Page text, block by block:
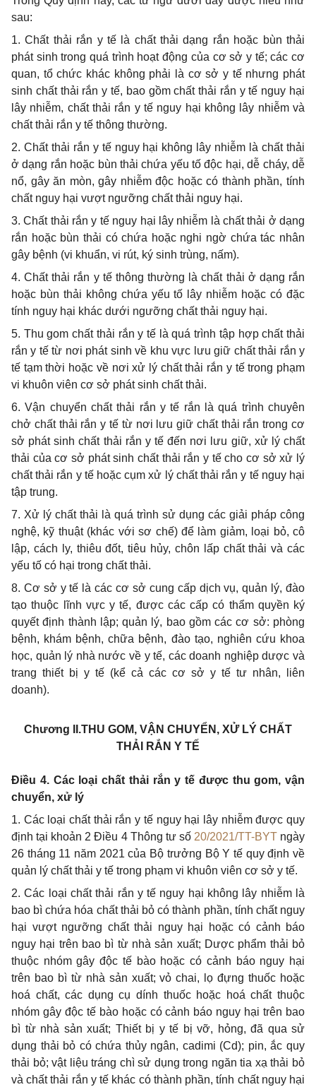
sau:
1. Chất thải rắn y tế là chất thải dạng rắn hoặc bùn thải
phát sinh trong quá trình hoạt động của cơ sở y tế; các cơ
quan, tổ chức khác không phải là cơ sở y tế nhưng phát
sinh chất thải rắn y tế, bao gồm chất thải rắn y tế nguy hại
lây nhiễm, chất thải rắn y tế nguy hại không lây nhiễm và
chất thải rắn y tế thông thường.
2. Chất thải rắn y tế nguy hại không lây nhiễm là chất thải
ở dạng rắn hoặc bùn thải chứa yếu tố độc hại, dễ cháy, dễ
nổ, gây ăn mòn, gây nhiễm độc hoặc có thành phần, tính
chất nguy hại vượt ngưỡng chất thải nguy hại.
3. Chất thải rắn y tế nguy hại lây nhiễm là chất thải ở dạng
rắn hoặc bùn thải có chứa hoặc nghi ngờ chứa tác nhân
gây bệnh (vi khuẩn, vi rút, ký sinh trùng, nấm).
4. Chất thải rắn y tế thông thường là chất thải ở dạng rắn
hoặc bùn thải không chứa yếu tố lây nhiễm hoặc có đặc
tính nguy hại khác dưới ngưỡng chất thải nguy hại.
5. Thu gom chất thải rắn y tế là quá trình tập hợp chất thải
rắn y tế từ nơi phát sinh về khu vực lưu giữ chất thải rắn y
tế tạm thời hoặc về nơi xử lý chất thải rắn y tế trong phạm
vi khuôn viên cơ sở phát sinh chất thải.
6. Vận chuyển chất thải rắn y tế rắn là quá trình chuyên
chở chất thải rắn y tế từ nơi lưu giữ chất thải rắn trong cơ
sở phát sinh chất thải rắn y tế đến nơi lưu giữ, xử lý chất
thải của cơ sở phát sinh chất thải rắn y tế cho cơ sở xử lý
chất thải rắn y tế hoặc cụm xử lý chất thải rắn y tế nguy hại
tập trung.
7. Xử lý chất thải là quá trình sử dụng các giải pháp công
nghệ, kỹ thuật (khác với sơ chế) để làm giảm, loại bỏ, cô
lập, cách ly, thiêu đốt, tiêu hủy, chôn lấp chất thải và các
yếu tố có hại trong chất thải.
8. Cơ sở y tế là các cơ sở cung cấp dịch vụ, quản lý, đào
tạo thuộc lĩnh vực y tế, được các cấp có thẩm quyền ký
quyết định thành lập; quản lý, bao gồm các cơ sở: phòng
bệnh, khám bệnh, chữa bệnh, đào tạo, nghiên cứu khoa
học, quản lý nhà nước về y tế, các doanh nghiệp dược và
trang thiết bị y tế (kể cả các cơ sở y tế tư nhân, liên
doanh).
Chương II.THU GOM, VẬN CHUYỂN, XỬ LÝ CHẤT
THẢI RẮN Y TẾ
Điều 4. Các loại chất thải rắn y tế được thu gom, vận
chuyển, xử lý
1. Các loại chất thải rắn y tế nguy hại lây nhiễm được quy
định tại khoản 2 Điều 4 Thông tư số 20/2021/TT-BYTngày
26 tháng 11 năm 2021 của Bộ trưởng Bộ Y tế quy định về
quản lý chất thải y tế trong phạm vi khuôn viên cơ sở y tế.
2. Các loại chất thải rắn y tế nguy hại không lây nhiễm là
bao bì chứa hóa chất thải bỏ có thành phần, tính chất nguy
hại vượt ngưỡng chất thải nguy hại hoặc có cảnh báo
nguy hại trên bao bì từ nhà sản xuất; Dược phẩm thải bỏ
thuộc nhóm gây độc tế bào hoặc có cảnh báo nguy hại
trên bao bì từ nhà sản xuất; vỏ chai, lọ đựng thuốc hoặc
hoá chất, các dụng cụ dính thuốc hoặc hoá chất thuộc
nhóm gây độc tế bào hoặc có cảnh báo nguy hại trên bao
bì từ nhà sản xuất; Thiết bị y tế bị vỡ, hỏng, đã qua sử
dụng thải bỏ có chứa thủy ngân, cadimi (Cd); pin, ắc quy
thải bỏ; vật liệu tráng chì sử dụng trong ngăn tia xạ thải bỏ
và chất thải rắn y tế khác có thành phần, tính chất nguy hại